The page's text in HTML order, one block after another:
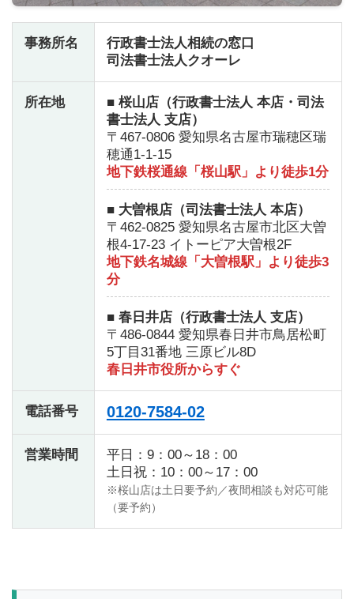
事務所名
行政書士法人相続の窓口
司法書士法人クオーレ
所在地
■ 桜山店（行政書士法人 本店・司法
書士法人 支店）
〒467-0806 愛知県名古屋市瑞穂区瑞
穂通1-1-15
地下鉄桜通線「桜山駅」より徒歩1分
■ 大曽根店（司法書士法人 本店）
〒462-0825 愛知県名古屋市北区大曽
根4-17-23 イトーピア大曽根2F
地下鉄名城線「大曽根駅」より徒歩3
分
■ 春日井店（行政書士法人 支店）
〒486-0844 愛知県春日井市鳥居松町
5丁目31番地 三原ビル8D
春日井市役所からすぐ
電話番号 0120-7584-02
営業時間
平日：9：00～18：00
土日祝：10：00～17：00
※桜山店は土日要予約／夜間相談も対応可能
（要予約）